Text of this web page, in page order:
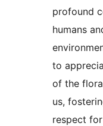
profound
humans
to
of the
us,
respect